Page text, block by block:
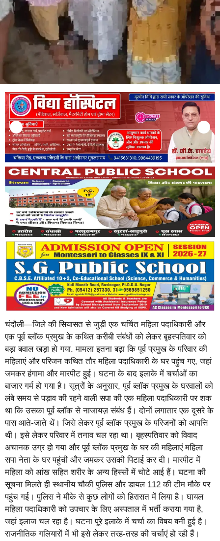
चंदौली—जिले की सियासत से जुड़ी एक चर्चित महिला पदाधिकारी और
एक पूर्व ब्लॉक प्रमुख के कथित करीबी संबंधों को लेकर बृहस्पतिवार को
बड़ा बवाल खड़ा हो गया. मामला इतना बढ़ा कि पूर्व प्रमुख के परिवार की
महिलाएं और परिजन कथित तौर महिला पदाधिकारी के घर पहुंच गए, जहां
जमकर हंगामा और मारपीट हुई। घटना के बाद इलाके में चर्चाओं का
बाजार गर्म हो गया है। सूत्रों के अनुसार, पूर्व ब्लॉक प्रमुख के घरवालों को
लंबे समय से पड़ाव की रहने वाली सपा की एक महिला पदाधिकारी पर शक
था कि उसका पूर्व ब्लॉक से नाजायज़ संबंध हैं। दोनों लगातार एक दूसरे के
पास आते-जाते थें। जिसे लेकर पूर्व ब्लॉक प्रमुख के परिजनों को आपत्ति
थी। इसे लेकर परिवार में तनाव चल रहा था। बृहस्पतिवार को विवाद
अचानक उग्र हो गया और पूर्व ब्लॉक प्रमुख के घर की महिलाएं महिला
सपा नेता के घर पहुंची और जमकर उसकी पिटाई कर दी। मारपीट में
महिला को आंख सहित शरीर के अन्य हिस्सों में चोटे आई हैं। घटना की
सूचना मिलते ही स्थानीय चौकी पुलिस और डायल 112 की टीम मौके पर
पहुंच गई। पुलिस ने मौके से कुछ लोगों को हिरासत में लिया है। घायल
महिला पदाधिकारी को उपचार के लिए अस्पताल में भर्ती कराया गया है,
जहां इलाज चल रहा है। घटना पूरे इलाके में चर्चा का विषय बनी हुई है।
राजनीतिक गलियारों में भी इसे लेकर तरह-तरह की चर्चाएं हो रही हैं।